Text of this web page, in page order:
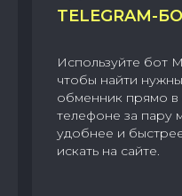
TELEGRAM-
Используйте бот
чтобы найти
обменник прямо в
телефоне за пару
удобнее и
искать на сайте.